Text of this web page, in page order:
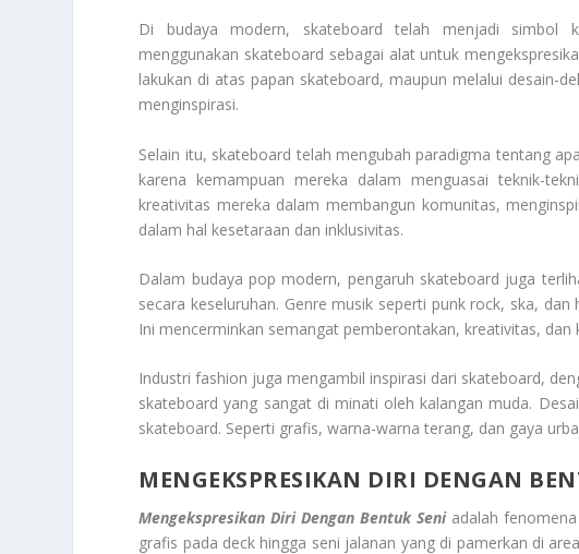
Di budaya modern, skateboard telah menjadi simbol
menggunakan skateboard sebagai alat untuk
lakukan di atas papan skateboard, maupun melalui desain-
menginspirasi.
Selain itu, skateboard telah mengubah paradigma tentang
karena kemampuan mereka dalam menguasai teknik-
kreativitas mereka dalam membangun komunitas,
dalam hal kesetaraan dan inklusivitas.
Dalam budaya pop modern, pengaruh skateboard juga
secara keseluruhan. Genre musik seperti punk rock, ska,
Ini mencerminkan semangat pemberontakan, kreativitas,
Industri fashion juga mengambil inspirasi dari skateboard,
skateboard yang sangat di minati oleh kalangan muda.
skateboard. Seperti grafis, warna-warna terang, dan gaya
MENGEKSPRESIKAN DIRI DENGAN
Mengekspresikan Diri Dengan Bentuk Seniadalah fenomena
grafis pada deck hingga seni jalanan yang di pamerkan di